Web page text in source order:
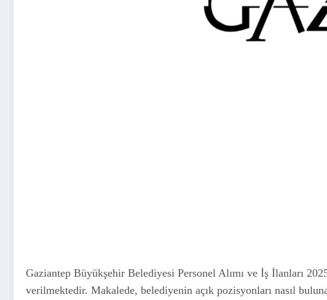
Gaziantep Büyükşehir Belediyesi Personel Alımı ve İş İlanları
verilmektedir. Makalede, belediyenin açık pozisyonları nasıl